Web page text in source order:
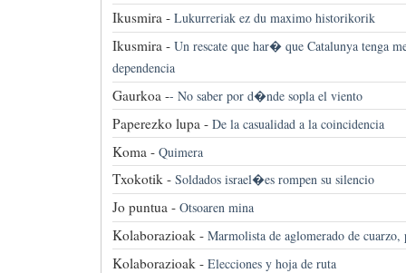
Ikusmira - Lukurreriak ez du maximo historikorik
Ikusmira - Un rescate que har� que Catalunya tenga
dependencia
Gaurkoa -- No saber por d�nde sopla el viento
Paperezko lupa - De la casualidad a la coincidencia
Koma - Quimera
Txokotik - Soldados israel�es rompen su silencio
Jo puntua - Otsoaren mina
Kolaborazioak - Marmolista de aglomerado de
Kolaborazioak - Elecciones y hoja de ruta